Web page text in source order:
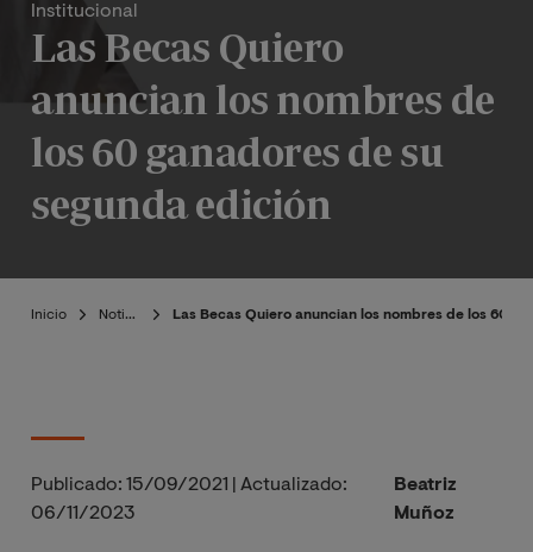
Institucional
Las Becas Quiero
anuncian los nombres de
los 60 ganadores de su
segunda edición
Inicio Noticias Las Becas Quiero anuncian los nombres de los 60
Publicado: 15/09/2021
Actualizado:
06/11/2023
Beatriz
Muñoz